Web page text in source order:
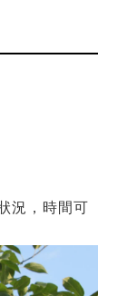
況，時間可